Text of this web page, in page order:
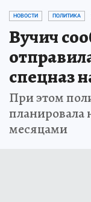
НОВОСТИ ПОЛИТИКА
Вучич
спецназ
При этом
планировала
месяцами